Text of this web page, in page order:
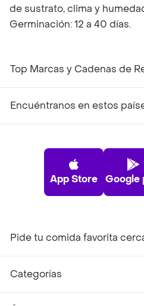
de sustrato, clima y
Germinación: 12 a 40 días.
Top Marcas y Cadenas de
Encuéntranos en estos
App Store Google
Pide tu comida favorita
Categorías